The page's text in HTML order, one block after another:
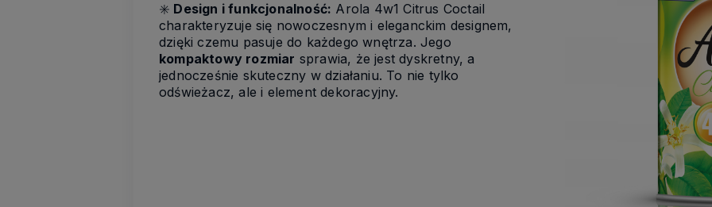
✳️ Design i funkcjonalność: Arola 4w1 Citrus Coctail
charakteryzuje się nowoczesnym i eleganckim designem,
dzięki czemu pasuje do każdego wnętrza. Jego
kompaktowy rozmiar sprawia, że jest dyskretny, a
jednocześnie skuteczny w działaniu. To nie tylko
odświeżacz, ale i element dekoracyjny.